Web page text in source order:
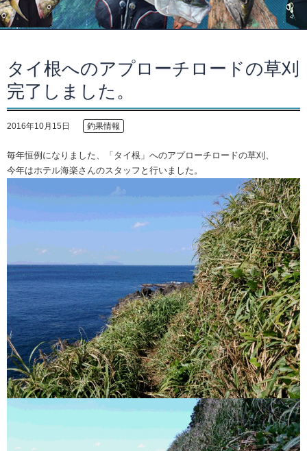
タイ根へのアプローチロードの草刈
完了しました。
2016年10月15日 釣果情報
毎年恒例になりました、「タイ根」へのアプローチロードの草刈、
今年はホテル海楽さんのスタッフと行いました。